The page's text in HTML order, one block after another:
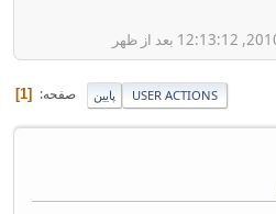
پایین صفحه 1 USER ACTIONS